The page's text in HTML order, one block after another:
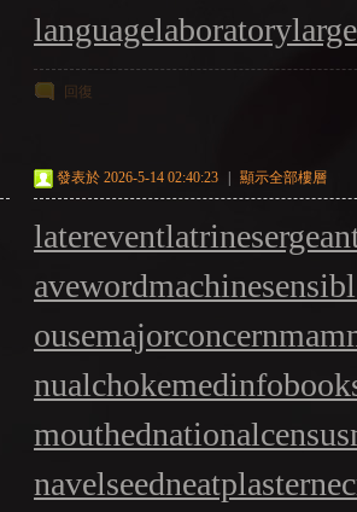
languagelaboratory
回復
發表於 2026-5-14 02:40:23 顯示全部樓層
laterevent
aveword
ousemajorconcern
nualchoke
mouthednationalcensus
navelseedneatplaster